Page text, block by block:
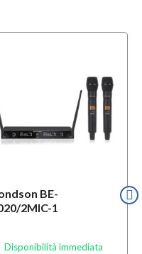
BE-
2MIC-1
Disponibilità immediata